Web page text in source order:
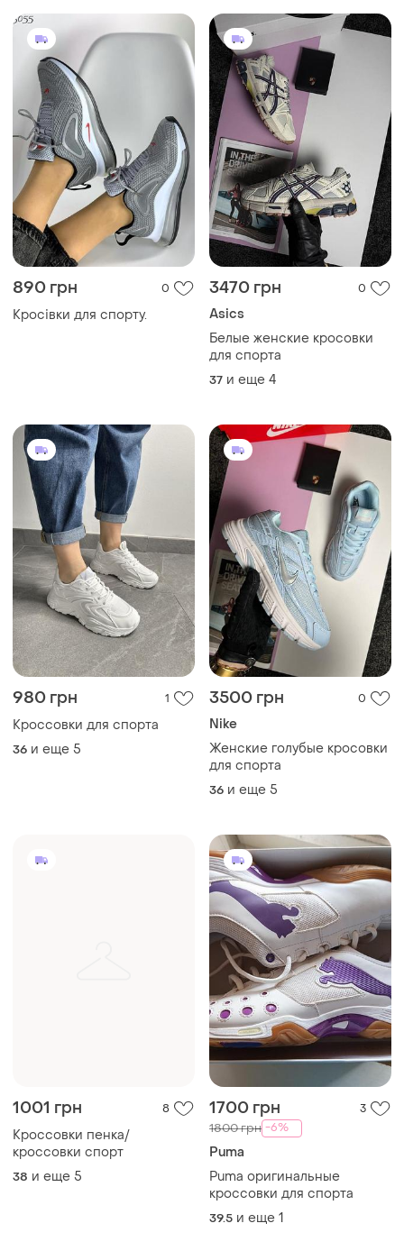
890 грн 0
Кросівки для спорту.
3470 грн 0
Asics
Белые женские кросовки
для спорта
37 и еще 4
980 грн 1
Кроссовки для спорта
36 и еще 5
3500 грн 0
Nike
Женские голубые кросовки
для спорта
36 и еще 5
1001 грн 8
Кроссовки пенка/
кроссовки спорт
38 и еще 5
1700 грн 3
1800 грн -6%
Puma
Puma оригинальные
кроссовки для спорта
39.5 и еще 1